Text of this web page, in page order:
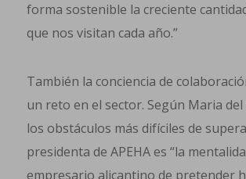
forma sostenible la creciente
que nos visitan cada año.”
También la conciencia de
un reto en el sector. Según Maria
los obstáculos más difíciles de
presidenta de APEHA es “la
empresario alicantino de pretender